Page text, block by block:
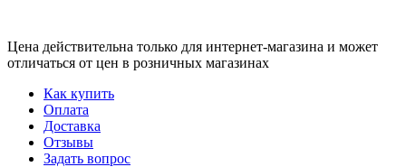
Цена действительна только для интернет-магазина и может
отличаться от цен в розничных магазинах
Как купить
Оплата
Доставка
Отзывы
Задать вопрос